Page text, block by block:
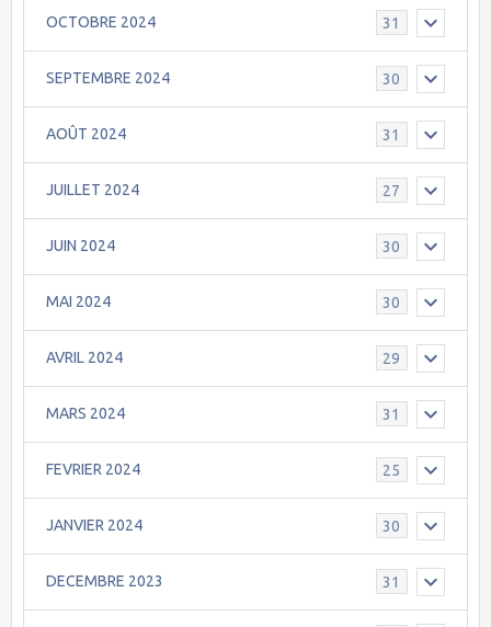
OCTOBRE 2024 31
SEPTEMBRE 2024 30
AOÛT 2024 31
JUILLET 2024 27
JUIN 2024 30
MAI 2024 30
AVRIL 2024 29
MARS 2024 31
FEVRIER 2024 25
JANVIER 2024 30
DECEMBRE 2023 31